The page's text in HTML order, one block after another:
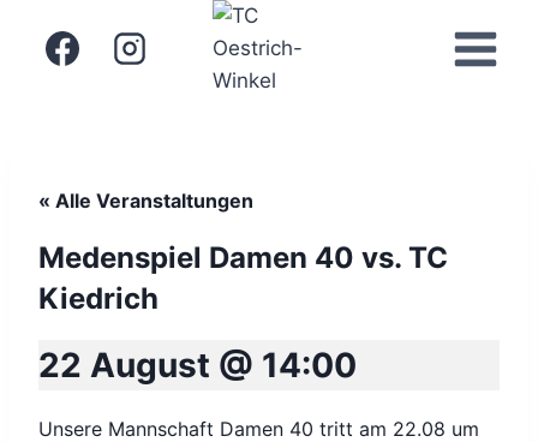
Inhalt
« Alle Veranstaltungen
Medenspiel Damen 40 vs. TC
Kiedrich
22 August @ 14:00
Unsere Mannschaft Damen 40 tritt am 22.08 um